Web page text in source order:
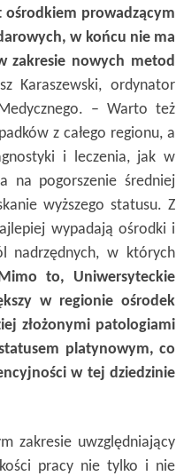
prowadzącym
w końcu nie ma
zakresie nowych metod
Karaszewski, ordynator
– Warto też
z całego regionu, a
i leczenia, jak w
na pogorszenie średniej
wyższego statusu. Z
wypadają ośrodki i
nadrzędnych, w których
to, Uniwersyteckie
w regionie ośrodek
złożonymi patologiami
platynowym, co
w tej dziedzinie
zakresie uwzględniający
pracy nie tylko i nie